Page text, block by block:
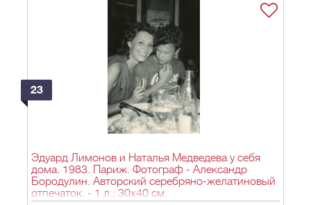
23
Эдуард Лимонов и Наталья Медведева у себя
дома. 1983. Париж. Фотограф - Александр
Бородулин. Авторский серебряно-желатиновый
отпечаток. - 1 л.; 30х40 см.